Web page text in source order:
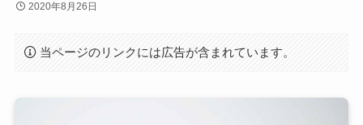
2020年8月26日
当ページのリンクには広告が含まれています。